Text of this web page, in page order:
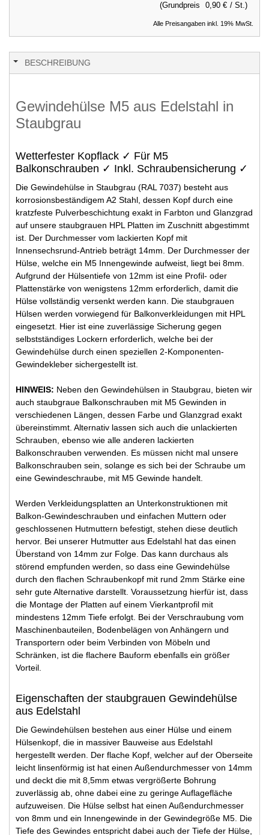
(Grundpreis 0,90 € / St.)
Alle Preisangaben inkl. 19% MwSt.
BESCHREIBUNG
Gewindehülse M5 aus Edelstahl in
Staubgrau
Wetterfester Kopflack ✓ Für M5
Balkonschrauben ✓ Inkl. Schraubensicherung ✓
Die Gewindehülse in Staubgrau (RAL 7037) besteht aus
korrosionsbeständigem A2 Stahl, dessen Kopf durch eine
kratzfeste Pulverbeschichtung exakt in Farbton und Glanzgrad
auf unsere staubgrauen HPL Platten im Zuschnitt abgestimmt
ist. Der Durchmesser vom lackierten Kopf mit
Innensechsrund-Antrieb beträgt 14mm. Der Durchmesser der
Hülse, welche ein M5 Innengewinde aufweist, liegt bei 8mm.
Aufgrund der Hülsentiefe von 12mm ist eine Profil- oder
Plattenstärke von wenigstens 12mm erforderlich, damit die
Hülse vollständig versenkt werden kann. Die staubgrauen
Hülsen werden vorwiegend für Balkonverkleidungen mit HPL
eingesetzt. Hier ist eine zuverlässige Sicherung gegen
selbstständiges Lockern erforderlich, welche bei der
Gewindehülse durch einen speziellen 2-Komponenten-
Gewindekleber sichergestellt ist.
HINWEIS: Neben den Gewindehülsen in Staubgrau, bieten wir
auch staubgraue Balkonschrauben mit M5 Gewinden in
verschiedenen Längen, dessen Farbe und Glanzgrad exakt
übereinstimmt. Alternativ lassen sich auch die unlackierten
Schrauben, ebenso wie alle anderen lackierten
Balkonschrauben verwenden. Es müssen nicht mal unsere
Balkonschrauben sein, solange es sich bei der Schraube um
eine Gewindeschraube, mit M5 Gewinde handelt.
Werden Verkleidungsplatten an Unterkonstruktionen mit
Balkon-Gewindeschrauben und einfachen Muttern oder
geschlossenen Hutmuttern befestigt, stehen diese deutlich
hervor. Bei unserer Hutmutter aus Edelstahl hat das einen
Überstand von 14mm zur Folge. Das kann durchaus als
störend empfunden werden, so dass eine Gewindehülse
durch den flachen Schraubenkopf mit rund 2mm Stärke eine
sehr gute Alternative darstellt. Voraussetzung hierfür ist, dass
die Montage der Platten auf einem Vierkantprofil mit
mindestens 12mm Tiefe erfolgt. Bei der Verschraubung vom
Maschinenbauteilen, Bodenbelägen von Anhängern und
Transportern oder beim Verbinden von Möbeln und
Schränken, ist die flachere Bauform ebenfalls ein größer
Vorteil.
Eigenschaften der staubgrauen Gewindehülse
aus Edelstahl
Die Gewindehülsen bestehen aus einer Hülse und einem
Hülsenkopf, die in massiver Bauweise aus Edelstahl
hergestellt werden. Der flache Kopf, welcher auf der Oberseite
leicht linsenförmig ist hat einen Außendurchmesser von 14mm
und deckt die mit 8,5mm etwas vergrößerte Bohrung
zuverlässig ab, ohne dabei eine zu geringe Auflagefläche
aufzuweisen. Die Hülse selbst hat einen Außendurchmesser
von 8mm und ein Innengewinde in der Gewindegröße M5. Die
Tiefe des Gewindes entspricht dabei auch der Tiefe der Hülse,